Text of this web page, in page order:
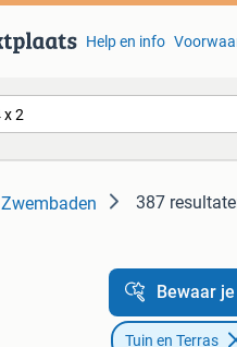
Help en info
Zwembaden 387
Bewaar
Tuin en Terras